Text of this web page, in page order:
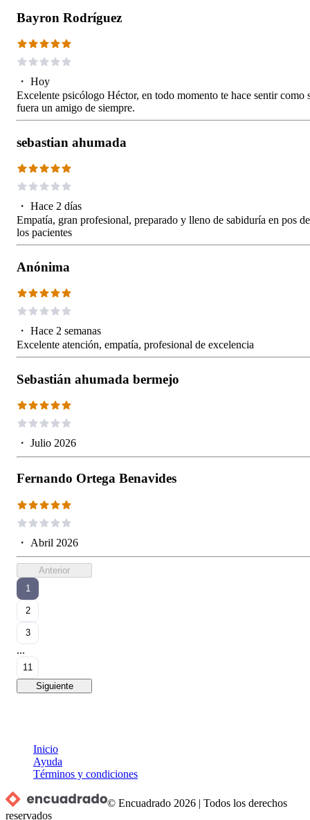
Bayron Rodríguez
・ Hoy
Excelente psicólogo Héctor, en todo momento te hace sentir como
fuera un amigo de siempre.
sebastian ahumada
・ Hace 2 días
Empatía, gran profesional, preparado y lleno de sabiduría en pos de
los pacientes
Anónima
・ Hace 2 semanas
Excelente atención, empatía, profesional de excelencia
Sebastián ahumada bermejo
・ Julio 2026
Fernando Ortega Benavides
・ Abril 2026
Anterior
1
2
3
...
11
Siguiente
Inicio
Ayuda
Términos y condiciones
© Encuadrado 2026 |Todos los derechos
reservados